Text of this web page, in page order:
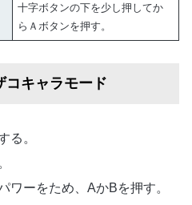
十字ボタンの下を少し押してか
らＡボタンを押す。
コキャラモード
る。
ワーをため、AかBを押す。